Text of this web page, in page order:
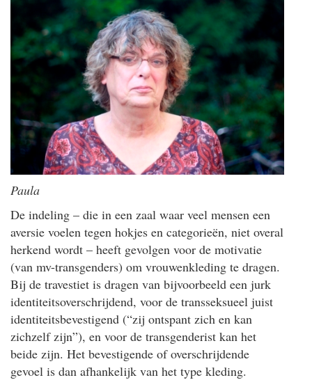
Paula
De indeling – die in een zaal waar veel mensen een
aversie voelen tegen hokjes en categorieën, niet overal
herkend wordt – heeft gevolgen voor de motivatie
(van mv-transgenders) om vrouwenkleding te dragen.
Bij de travestiet is dragen van bijvoorbeeld een jurk
identiteitsoverschrijdend, voor de transseksueel juist
identiteitsbevestigend (“zij ontspant zich en kan
zichzelf zijn”), en voor de transgenderist kan het
beide zijn. Het bevestigende of overschrijdende
gevoel is dan afhankelijk van het type kleding.